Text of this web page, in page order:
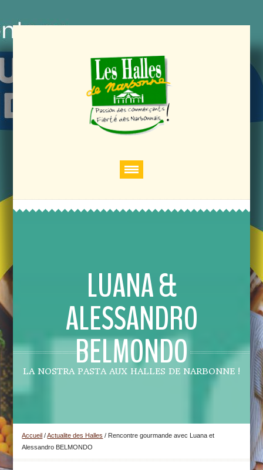
LUANA &
ALESSANDRO
BELMONDO
LA NOSTRA PASTA AUX HALLES DE NARBONNE !
Accueil /Actualite des Halles / Rencontre gourmande avec Luana et
Alessandro BELMONDO